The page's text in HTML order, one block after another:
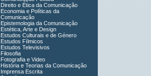
Direito e Ética da Comunicação
Economia e Políticas da
Comunicação
Epistemologia da Comunicação
Estética, Arte e Design
Estudos Culturais e de Género
Estudos Fílmicos
Estudos Televisivos
Filosofia
Fotografia e Video
História e Teorias da Comunicação
Imprensa Escrita